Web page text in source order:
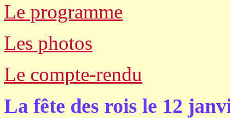
Le programme
Les photos
Le compte-rendu
La fête des rois le 12